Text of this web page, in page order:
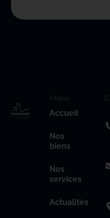
Menu
Accueil
Nos
biens
Nos
services
Actualités